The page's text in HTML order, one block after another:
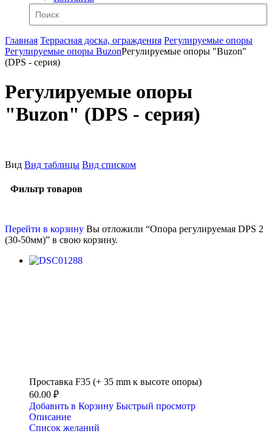
Главная Террасная доска, ограждения Регулируемые опоры
Регулируемые опоры BuzonРегулируемые опоры "Buzon"
(DPS - серия)
Регулируемые опоры
"Buzon" (DPS - серия)
Вид Вид таблицы Вид списком
Фильтр товаров
Перейти в корзину Вы отложили “Опора регулируемая DPS 2
(30-50мм)” в свою корзину.
Проставка F35 (+ 35 mm к высоте опоры)
60.00 ₽
Добавить в Корзину Быстрый просмотр
Описание
Список желаний